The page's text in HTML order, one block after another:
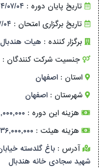
تاریخ پایان دوره : ۱۴۰۴/
تاریخ برگزاری امتحان :
برگزار کننده : هیات هندبال
جنسیت شرکت کنندگان :
استان : اصفهان
شهرستان : اصفهان
هزینه این دوره : ۹,۰۰۰,۰۰۰
هزینه هیئت : ۳۶,۰۰۰,۰۰۰ ریال
آدرس : باغ گلدسته
شهید سجادی خانه هندبال